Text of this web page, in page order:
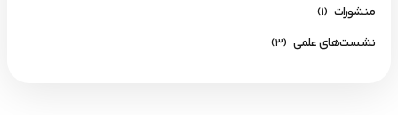
منشورات (1)
نشست‌های علمی (3)